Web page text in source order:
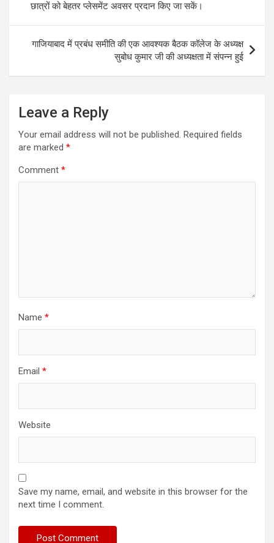
छात्रों को बेहतर प्लेसमेंट अवसर प्रदान किए जा सकें।
गाजियाबाद में प्रबंध समीति की एक आवश्यक बैठक कॉलेज के अध्यक्ष
सुबोध कुमार जी की अध्यक्षता में संपन्न हुई
Leave a Reply
Your email address will not be published. Required fields
are marked *
Comment *
Name *
Email *
Website
Save my name, email, and website in this browser for the
next time I comment.